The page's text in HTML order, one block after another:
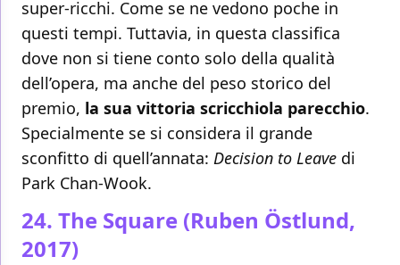
super-ricchi. Come se ne vedono poche in
questi tempi. Tuttavia, in questa classifica
dove non si tiene conto solo della qualità
dell’opera, ma anche del peso storico del
premio, la sua vittoria scricchiola parecchio.
Specialmente se si considera il grande
sconfitto di quell’annata: Decision to Leave di
Park Chan-Wook.
24. The Square (Ruben Östlund,
2017)